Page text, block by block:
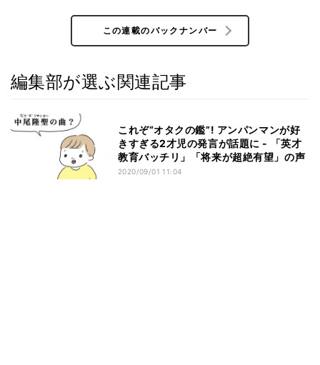
この連載のバックナンバー
編集部が選ぶ関連記事
これぞ“オタクの鑑”! アンパンマンが好
きすぎる2才児の発言が話題に - 「英才
教育バッチリ」「将来が超絶有望」の声
2020/09/01 11:04